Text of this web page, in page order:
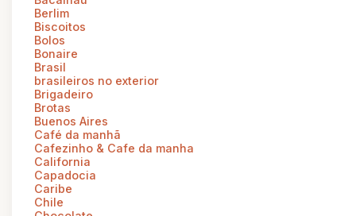
Berlim
Biscoitos
Bolos
Bonaire
Brasil
brasileiros no exterior
Brigadeiro
Brotas
Buenos Aires
Café da manhã
Cafezinho & Cafe da manha
California
Capadocia
Caribe
Chile